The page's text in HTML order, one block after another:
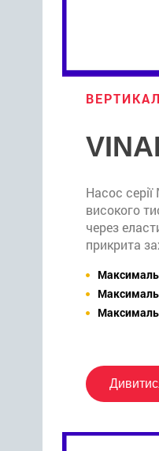
Насос
високого
через
прикрита